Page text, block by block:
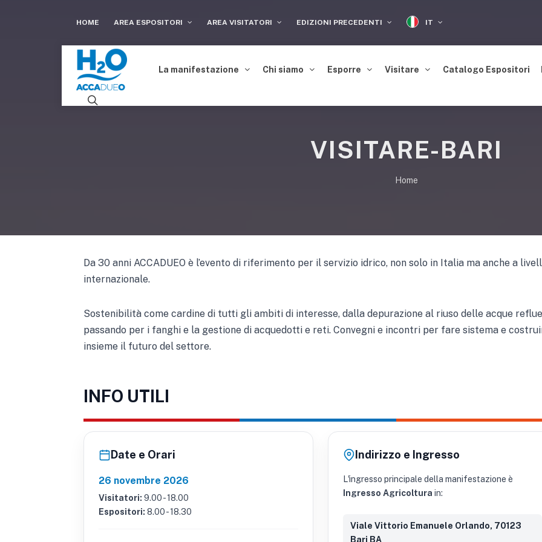
HOME AREA ESPOSITORI AREA VISITATORI EDIZIONI PRECEDENTI IT
La manifestazione Chi siamo Esporre Visitare Catalogo Espositori
VISITARE-BARI
Home
Da 30 anni ACCADUEO è l’evento di riferimento per il servizio idrico, non solo in Italia ma anche a
internazionale.
Sostenibilità come cardine di tutti gli ambiti di interesse, dalla depurazione al riuso delle acque
passando per i fanghi e la gestione di acquedotti e reti. Convegni e incontri per fare sistema e
insieme il futuro del settore.
INFO UTILI
Date e Orari
26 novembre 2026
Visitatori: 9.00 - 18.00
Espositori: 8.00 - 18.30
Indirizzo e Ingresso
L'ingresso principale della manifestazione è
Ingresso Agricoltura in:
Viale Vittorio Emanuele Orlando, 70123
Bari BA